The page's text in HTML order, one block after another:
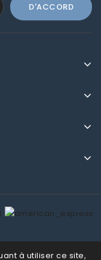
à utiliser ce site,